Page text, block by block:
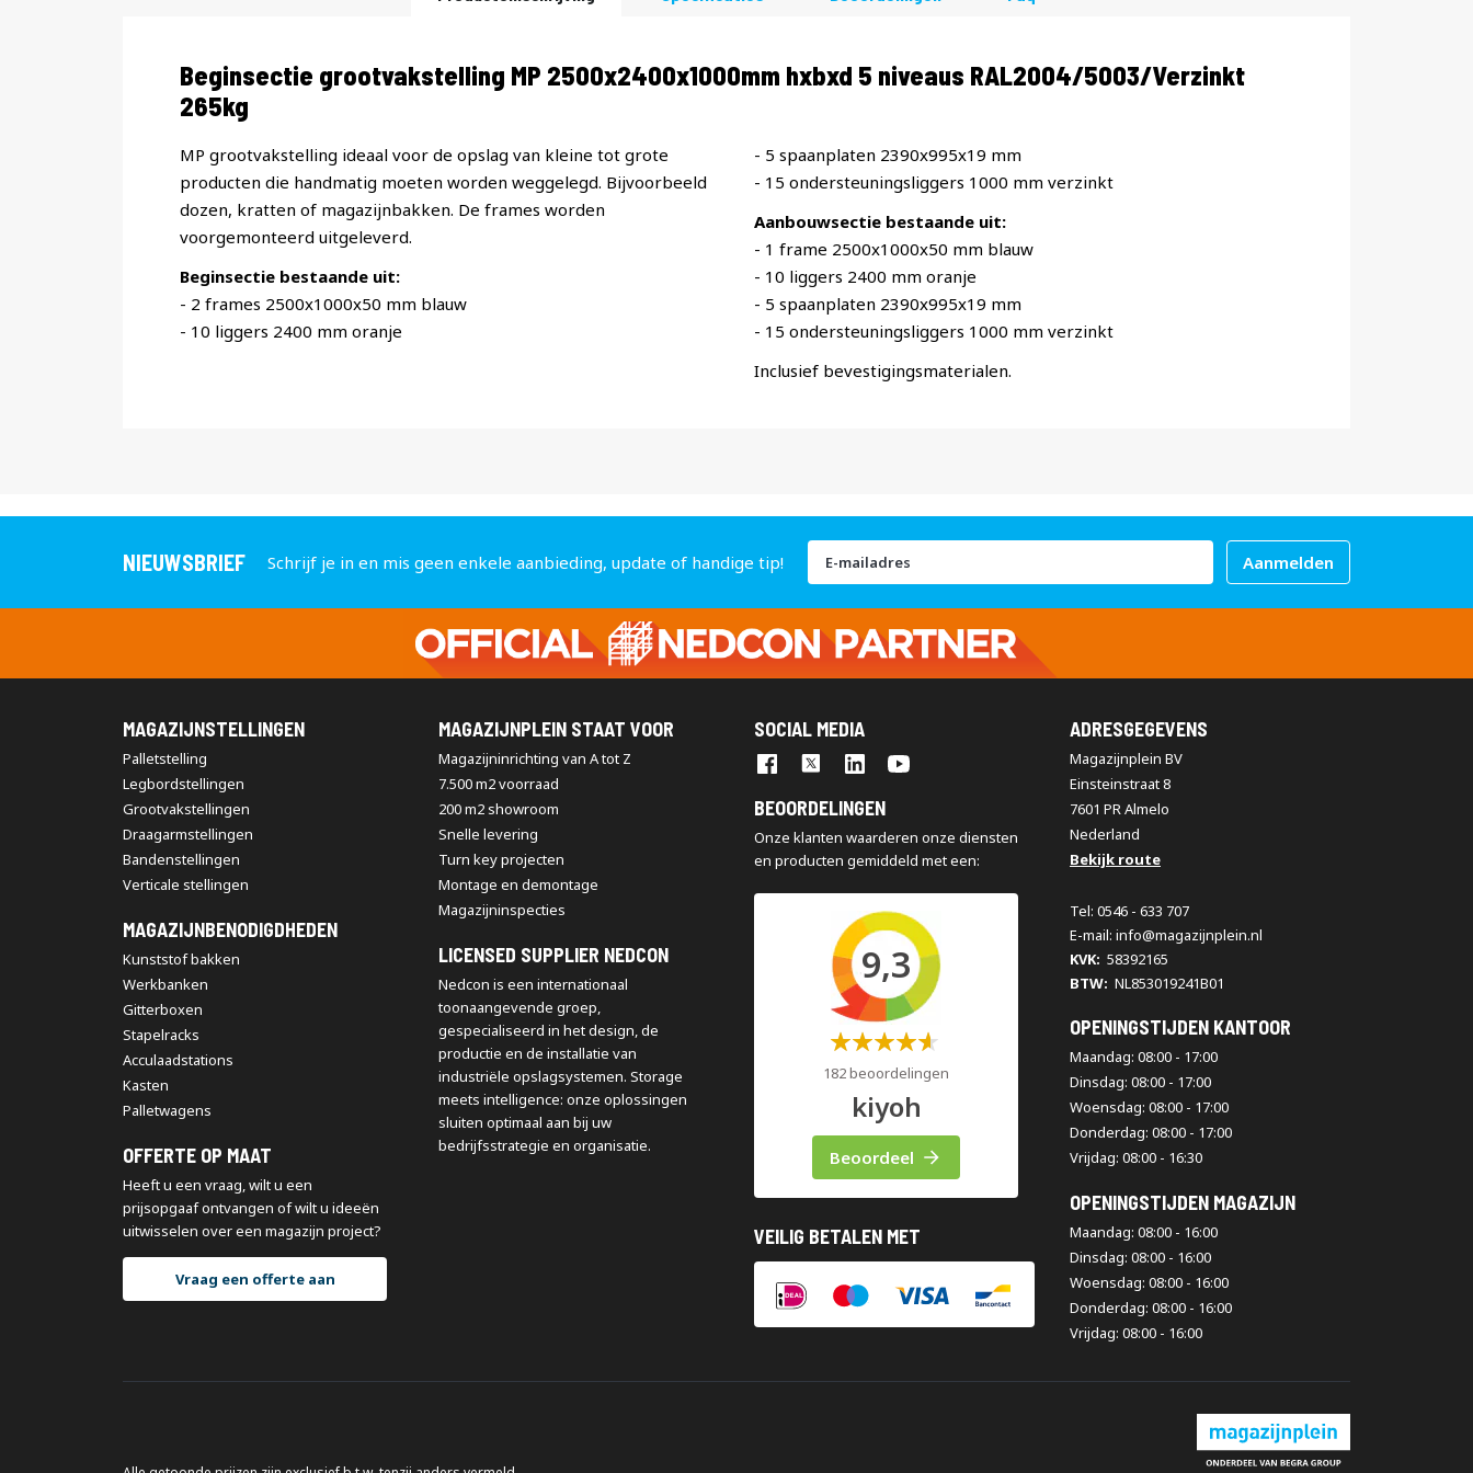
Productomschrijving
Beginsectie grootvakstelling MP 2500x2400x1000mm hxbxd 5 niveaus RAL2004/5003/Verzinkt
265kg
MP grootvakstelling ideaal voor de opslag van kleine tot grote
producten die handmatig moeten worden weggelegd. Bijvoorbeeld
dozen, kratten of magazijnbakken. De frames worden
voorgemonteerd uitgeleverd.
Beginsectie bestaande uit:
- 2 frames 2500x1000x50 mm blauw
- 10 liggers 2400 mm oranje
- 5 spaanplaten 2390x995x19 mm
- 15 ondersteuningsliggers 1000 mm verzinkt
Aanbouwsectie bestaande uit:
- 1 frame 2500x1000x50 mm blauw
- 10 liggers 2400 mm oranje
- 5 spaanplaten 2390x995x19 mm
- 15 ondersteuningsliggers 1000 mm verzinkt
Inclusief bevestigingsmaterialen.
NIEUWSBRIEF Schrijf je in en mis geen enkele aanbieding, update of handige tip!
Abonneer
op
onze
nieuwsbrief
Aanmelden
MAGAZIJNSTELLINGEN
Palletstelling
Legbordstellingen
Grootvakstellingen
Draagarmstellingen
Bandenstellingen
Verticale stellingen
MAGAZIJNBENODIGDHEDEN
Kunststof bakken
Werkbanken
Gitterboxen
Stapelracks
Acculaadstations
Kasten
Palletwagens
OFFERTE OP MAAT
Heeft u een vraag, wilt u een
prijsopgaaf ontvangen of wilt u ideeën
uitwisselen over een magazijn project?
Vraag een offerte aan
MAGAZIJNPLEIN STAAT VOOR
Magazijninrichting van A tot Z
7.500 m2 voorraad
200 m2 showroom
Snelle levering
Turn key projecten
Montage en demontage
Magazijninspecties
LICENSED SUPPLIER NEDCON
Nedcon is een internationaal
toonaangevende groep,
gespecialiseerd in het design, de
productie en de installatie van
industriële opslagsystemen. Storage
meets intelligence: onze oplossingen
sluiten optimaal aan bij uw
bedrijfsstrategie en organisatie.
SOCIAL MEDIA
BEOORDELINGEN
Onze klanten waarderen onze diensten
en producten gemiddeld met een:
9,3
Waardering:
182 beoordelingen
kiyoh
Beoordeel
VEILIG BETALEN MET
ADRESGEGEVENS
Magazijnplein BV
Einsteinstraat 8
7601 PR Almelo
Nederland
Bekijk route
Tel: 0546 - 633 707
E-mail: info@magazijnplein.nl
KVK: 58392165
BTW: NL853019241B01
OPENINGSTIJDEN KANTOOR
Maandag: 08:00 - 17:00
Dinsdag: 08:00 - 17:00
Woensdag: 08:00 - 17:00
Donderdag: 08:00 - 17:00
Vrijdag: 08:00 - 16:30
OPENINGSTIJDEN MAGAZIJN
Maandag: 08:00 - 16:00
Dinsdag: 08:00 - 16:00
Woensdag: 08:00 - 16:00
Donderdag: 08:00 - 16:00
Vrijdag: 08:00 - 16:00